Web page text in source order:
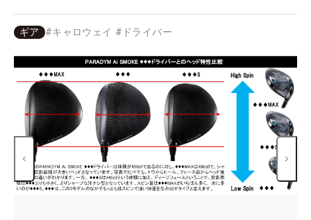
ギア #キャロウェイ # ドライバー